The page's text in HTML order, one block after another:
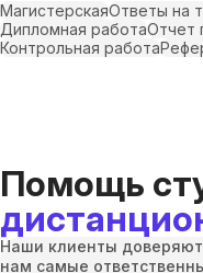
МагистерскаяОтветы на
Дипломная работаОтчет
Контрольная работа
Помощь
Наши клиенты доверяют
нам самые